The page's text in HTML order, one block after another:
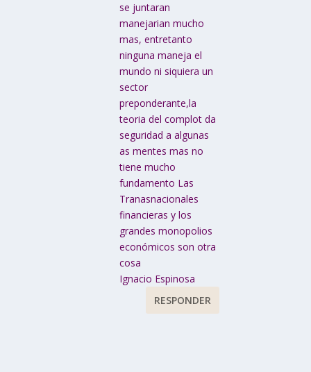
se juntaran
manejarian mucho
mas, entretanto
ninguna maneja el
mundo ni siquiera un
sector
preponderante,la
teoria del complot da
seguridad a algunas
as mentes mas no
tiene mucho
fundamento Las
Tranasnacionales
financieras y los
grandes monopolios
económicos son otra
cosa
Ignacio Espinosa
RESPONDER